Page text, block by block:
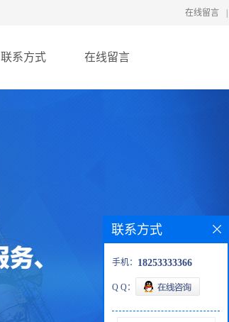
在线留言
联系方式 在线留言
联系方式
手机： 18253333366
Q Q：